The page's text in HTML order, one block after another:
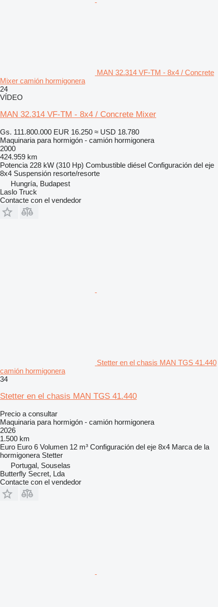
MAN 32.314 VF-TM - 8x4 / Concrete
Mixer camión hormigonera
24
VÍDEO
MAN 32.314 VF-TM - 8x4 / Concrete Mixer
Gs. 111.800.000 EUR 16.250 ≈ USD 18.780
Maquinaria para hormigón - camión hormigonera
2000
424.959 km
Potencia 228 kW (310 Hp) Combustible diésel Configuración del eje
8x4 Suspensión resorte/resorte
Hungría, Budapest
Laslo Truck
Contacte con el vendedor
Stetter en el chasis MAN TGS 41.440
camión hormigonera
34
Stetter en el chasis MAN TGS 41.440
Precio a consultar
Maquinaria para hormigón - camión hormigonera
2026
1.500 km
Euro Euro 6 Volumen 12 m³ Configuración del eje 8x4 Marca de la
hormigonera Stetter
Portugal, Souselas
Butterfly Secret, Lda
Contacte con el vendedor